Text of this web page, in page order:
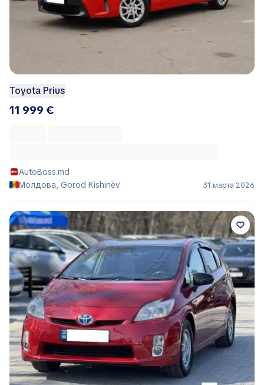
Toyota Prius
11 999 €
AutoBoss.md
Молдова, Gorod Kishinëv
31 марта 2026